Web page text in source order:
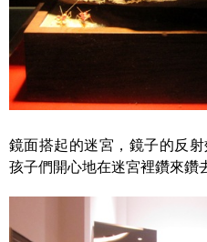
鏡面搭起的迷宮，鏡子的反
孩子們開心地在迷宮裡鑽來鑽